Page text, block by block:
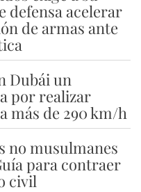
defensa acelerar
de armas ante
Dubái un
por realizar
más de 290 km/h
no musulmanes
para contraer
civil